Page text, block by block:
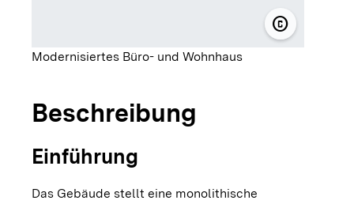
copyright© Thomas
Modernisiertes Büro- und Wohnhaus
Beschreibung
Einführung
Das Gebäude stellt eine monolithische